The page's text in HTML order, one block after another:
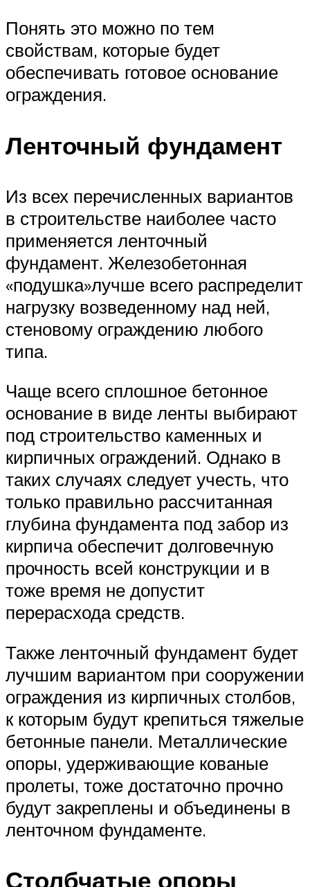
Понять это можно по тем
свойствам, которые будет
обеспечивать готовое основание
ограждения.
Ленточный фундамент
Из всех перечисленных вариантов
в строительстве наиболее часто
применяется ленточный
фундамент. Железобетонная
«подушка»лучше всего распределит
нагрузку возведенному над ней,
стеновому ограждению любого
типа.
Чаще всего сплошное бетонное
основание в виде ленты выбирают
под строительство каменных и
кирпичных ограждений. Однако в
таких случаях следует учесть, что
только правильно рассчитанная
глубина фундамента под забор из
кирпича обеспечит долговечную
прочность всей конструкции и в
тоже время не допустит
перерасхода средств.
Также ленточный фундамент будет
лучшим вариантом при сооружении
ограждения из кирпичных столбов,
к которым будут крепиться тяжелые
бетонные панели. Металлические
опоры, удерживающие кованые
пролеты, тоже достаточно прочно
будут закреплены и объединены в
ленточном фундаменте.
Столбчатые опоры